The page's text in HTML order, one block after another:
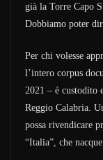
già la Torre Capo
Dobbiamo poter
Per chi volesse
l’intero corpus
2021 – è custodito
Reggio Calabria.
possa rivendicare
“Italia”, che